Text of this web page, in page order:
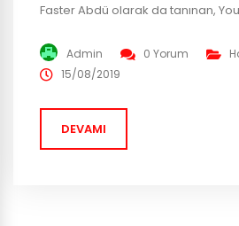
Faster Abdü olarak da tanınan,
beraberindeki tanınmış 4 ayrı
edildi. Ali Abdülselam Yılmaz, maçın
güvenlik görevlileri tarafından
çıkarıldı....
Admin 0 Yorum
15/08/2019
DEVAMI